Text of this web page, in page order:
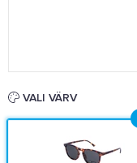
VALI VÄRV